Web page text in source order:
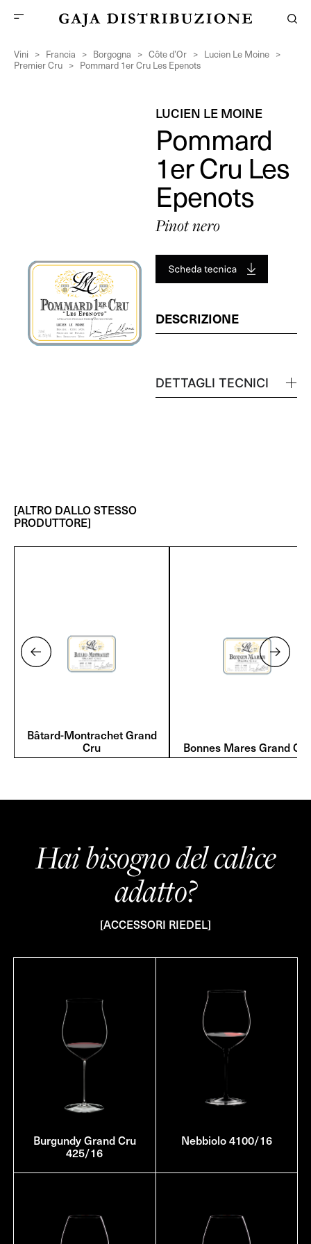
Vini > Francia > Borgogna > Côte d’Or > Lucien Le Moine >
Premier Cru > Pommard 1er Cru Les Epenots
LUCIEN LE MOINE
Pommard
1er Cru Les
Epenots
Pinot nero
DESCRIZIONE
DETTAGLI TECNICI
[ALTRO DALLO STESSO
PRODUTTORE]
Bâtard-Montrachet Grand
Cru Bonnes Mares Grand Cru
Hai bisogno del calice
adatto?
[ACCESSORI RIEDEL]
Burgundy Grand Cru
425/16
Nebbiolo 4100/16